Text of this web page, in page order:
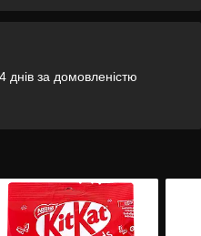
за домовленістю